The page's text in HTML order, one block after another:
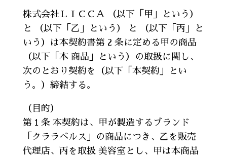
株式会社ＬＩＣＣＡ （以下「甲」という）
と （以下「乙」という） と （以下「丙」と
いう）は本契約書第 2 条に定める甲の商品
（以下「本 商品」という）の取扱に関し、
次のとおり契約を（以下「本契約」とい
う。）締結する。
（目的）
第１条 本契約は、甲が製造するブランド
「クララベルス」の商品につき、乙を販売
代理店、丙を取扱 美容室とし、甲は本商品